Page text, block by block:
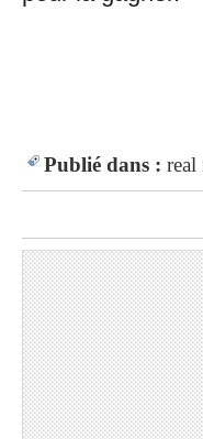
IN
Publié dans : real